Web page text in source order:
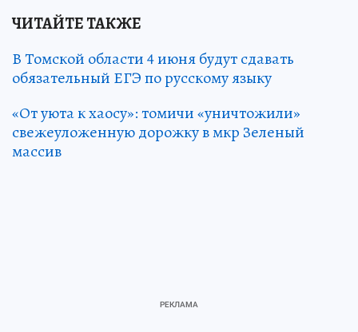
ЧИТАЙТЕ ТАКЖЕ
В Томской области 4 июня будут сдавать
обязательный ЕГЭ по русскому языку
«От уюта к хаосу»: томичи «уничтожили»
свежеуложенную дорожку в мкр Зеленый
массив